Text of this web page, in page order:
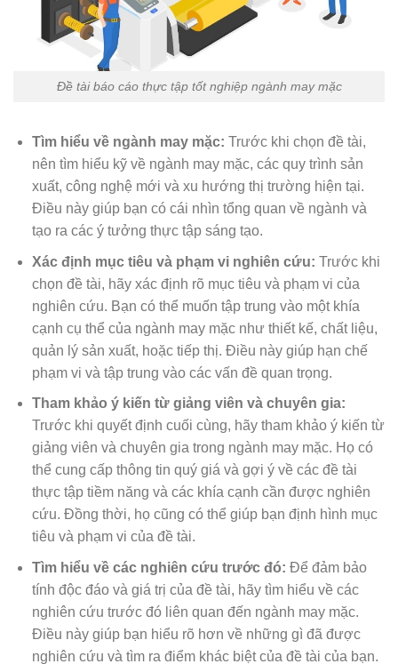
Đề tài báo cáo thực tập tốt nghiệp ngành may mặc
Tìm hiểu về ngành may mặc: Trước khi chọn đề tài,
nên tìm hiểu kỹ về ngành may mặc, các quy trình sản
xuất, công nghệ mới và xu hướng thị trường hiện tại.
Điều này giúp bạn có cái nhìn tổng quan về ngành và
tạo ra các ý tưởng thực tập sáng tạo.
Xác định mục tiêu và phạm vi nghiên cứu: Trước khi
chọn đề tài, hãy xác định rõ mục tiêu và phạm vi của
nghiên cứu. Bạn có thể muốn tập trung vào một khía
cạnh cụ thể của ngành may mặc như thiết kế, chất liệu,
quản lý sản xuất, hoặc tiếp thị. Điều này giúp hạn chế
phạm vi và tập trung vào các vấn đề quan trọng.
Tham khảo ý kiến từ giảng viên và chuyên gia:
Trước khi quyết định cuối cùng, hãy tham khảo ý kiến từ
giảng viên và chuyên gia trong ngành may mặc. Họ có
thể cung cấp thông tin quý giá và gợi ý về các đề tài
thực tập tiềm năng và các khía cạnh cần được nghiên
cứu. Đồng thời, họ cũng có thể giúp bạn định hình mục
tiêu và phạm vi của đề tài.
Tìm hiểu về các nghiên cứu trước đó: Để đảm bảo
tính độc đáo và giá trị của đề tài, hãy tìm hiểu về các
nghiên cứu trước đó liên quan đến ngành may mặc.
Điều này giúp bạn hiểu rõ hơn về những gì đã được
nghiên cứu và tìm ra điểm khác biệt của đề tài của bạn.